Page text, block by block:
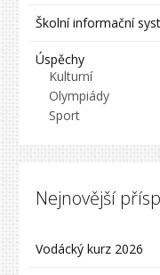
Školní informační
Úspěchy
Kulturní
Olympiády
Sport
Nejnovější
Vodácký kurz 2026